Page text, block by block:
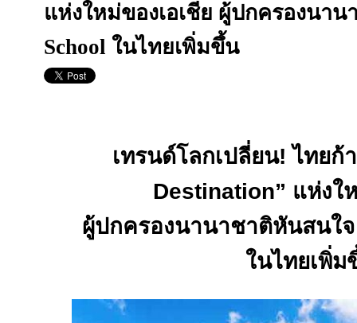
แห่งใหม่ของเอเชีย ผู้ปกครองนา
School ในไทยเพิ่มขึ้น
เทรนด์โลกเปลี่ยน! ไทยก้
Destination” แห่งใ
ผู้ปกครองนานาชาติหันสนใ
ในไทยเพิ่ม